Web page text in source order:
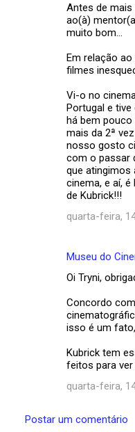
Antes de mais
ao(à)
muito bom...
Em relação
filmes
Vi-o no
Portugal e
há bem pouco
mais da 2ª
nosso gosto
com o passar
que atingimos
cinema, e aí,
de Kubrick!!!
quarta-feira,
Museu do
Oi Tryni,
Concordo
isso é um
Kubrick tem
feitos para ver
quarta-feira,
Postar um comentário